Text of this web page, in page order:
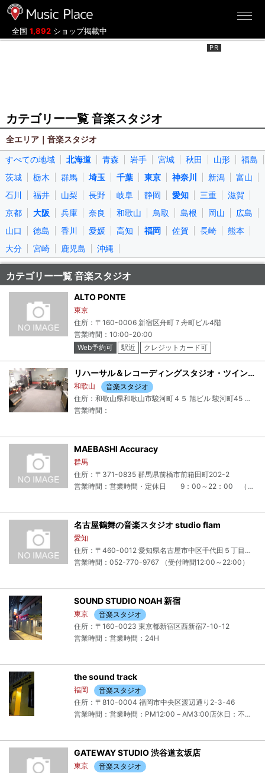
全国 1,892 ショップ掲載中
カテゴリー一覧 音楽スタジオ
全エリア｜音楽スタジオ
すべての地域
北海道 青森 岩手 宮城 秋田 山形
福島
茨城
栃木 群馬 埼玉 千葉 東京 神奈川 新潟
富山
石川
福井 山梨 長野 岐阜 静岡 愛知 三重
滋賀
京都
大阪 兵庫 奈良 和歌山 鳥取 島根 岡山
広島
山口
徳島 香川 愛媛 高知 福岡 佐賀 長崎
熊本
大分
宮崎 鹿児島 沖縄
カテゴリー一覧 音楽スタジオ
ALTO PONTE
東京
住所：〒160-0006 新宿区舟町７舟町ビル4階
営業時間：10:00-20:00
Web予約可
駅近
クレジットカード可
電子マネー可
リハーサル＆レコーディングスタジオ・ツインスターズ
和歌山
音楽スタジオ
住所：和歌山県和歌山市駿河町４５ 旭ビル 駿河町45 旭ビル 4F
営業時間：
MAEBASHI Accuracy
群馬
住所：〒371-0835 群馬県前橋市前箱田町202-2
営業時間：営業時間・定休日 9：00～22：00 （不定休）
名古屋鶴舞の音楽スタジオ studio flam
愛知
住所：〒460-0012 愛知県名古屋市中区千代田５丁目１５－１０ パークビル
営業時間：052-770-9767 （受付時間12:00～22:00）
SOUND STUDIO NOAH 新宿
東京
音楽スタジオ
住所：〒160-0023 東京都新宿区西新宿7-10-12
営業時間：営業時間：24H
the sound track
福岡
音楽スタジオ
住所：〒810-0004 福岡市中央区渡辺通り2-3-46
営業時間：営業時間：PM12:00－AM3:00店休日：不定休
GATEWAY STUDIO 渋谷道玄坂店
東京
音楽スタジオ